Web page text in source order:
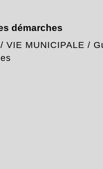
démarches
/ VIE MUNICIPALE /